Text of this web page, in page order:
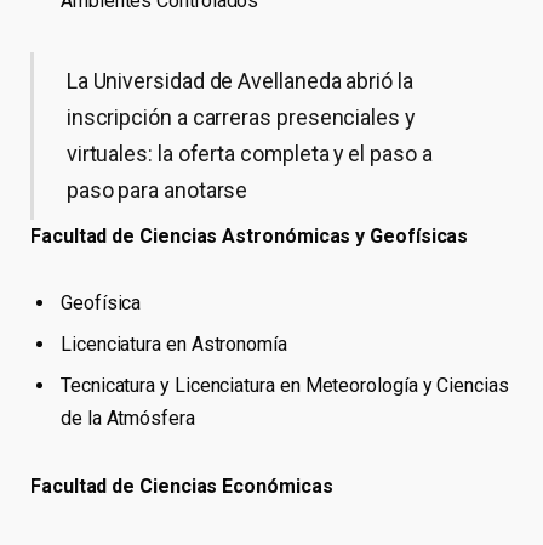
La Universidad de Avellaneda abrió la
inscripción a carreras presenciales y
virtuales: la oferta completa y el paso a
paso para anotarse
Facultad de Ciencias Astronómicas y Geofísicas
Geofísica
Licenciatura en Astronomía
Tecnicatura y Licenciatura en Meteorología y Ciencias
de la Atmósfera
Facultad de Ciencias Económicas